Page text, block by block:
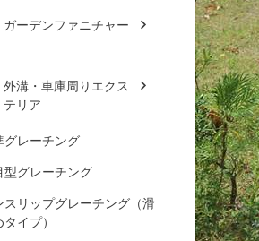
ガーデンファニチャー
外溝・車庫周りエクス
テリア
グレーチング
型グレーチング
スリップグレーチング（滑
タイプ）